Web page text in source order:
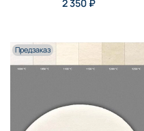
2 350 ₽
Предзаказ